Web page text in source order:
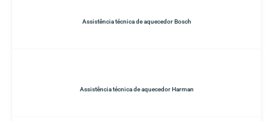
Assistência técnica de aquecedor Bosch
Assistência técnica de aquecedor Harman